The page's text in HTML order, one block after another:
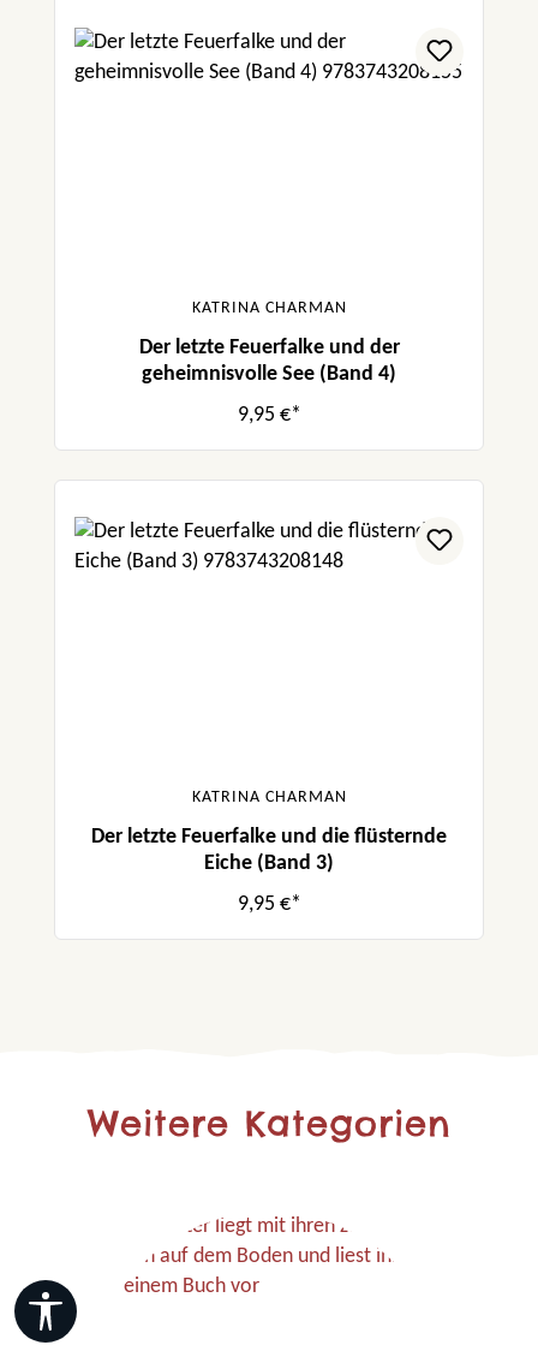
KATRINA CHARMAN
Der letzte Feuerfalke und der
geheimnisvolle See (Band 4)
9,95 €*
KATRINA CHARMAN
Der letzte Feuerfalke und die flüsternde
Eiche (Band 3)
9,95 €*
Weitere Kategorien
Werkzeugleiste anzeigen